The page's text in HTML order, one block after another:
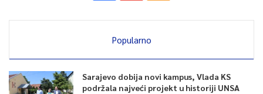
Popularno
Sarajevo dobija novi kampus, Vlada KS
podržala najveći projekt u historiji UNSA